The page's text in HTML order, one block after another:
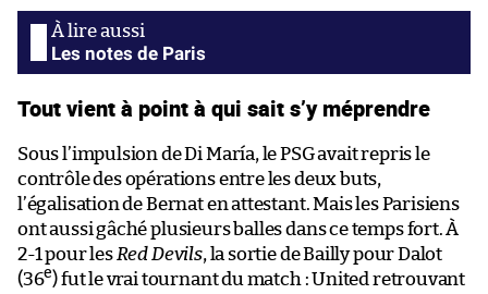
Les notes de Paris
Tout vient à point à qui sait s’y méprendre
Sous l’impulsion de Di María, le PSG avait repris le
contrôle des opérations entre les deux buts,
l’égalisation de Bernat en attestant. Mais les Parisiens
ont aussi gâché plusieurs balles dans ce temps fort. À
2-1 pour les Red Devils, la sortie de Bailly pour Dalot
(36e) fut le vrai tournant du match : United retrouvant